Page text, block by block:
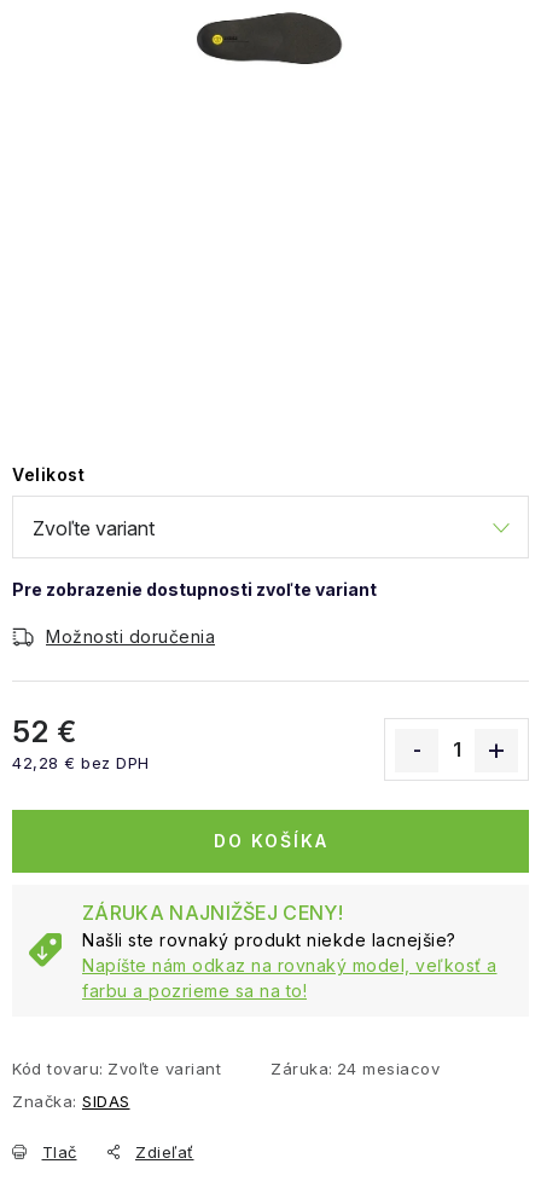
Velikost
Možnosti doručenia
52 €
42,28 € bez DPH
DO KOŠÍKA
ZÁRUKA NAJNIŽŠEJ CENY!
Našli ste rovnaký produkt niekde lacnejšie?
Napíšte nám odkaz na rovnaký model, veľkosť a
farbu a pozrieme sa na to!
Kód tovaru: Zvoľte variant Záruka: 24 mesiacov
Značka: SIDAS
Tlač Zdieľať